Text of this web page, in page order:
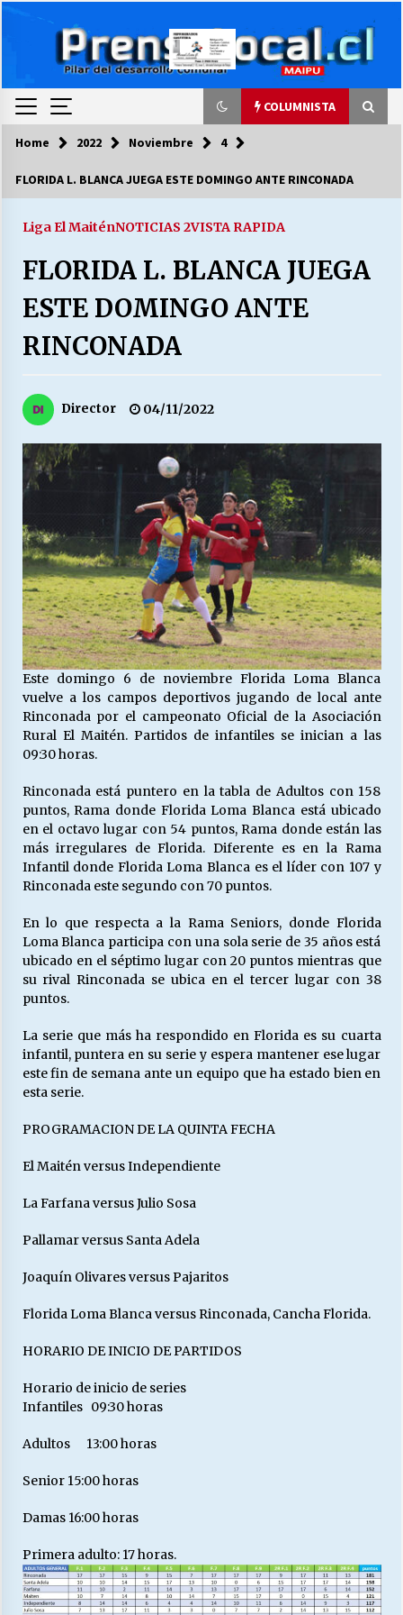
COLUMNISTA
COLUMNISTA
cuándo van a bajar?
HISTORIA
27/07/2026
MUNICIPALIDAD, TRABAJADORES, CLIMA
LABORAL:
13/07/2026
Escuela hospitalaria El Carmen de Maipu.
25/06/2026
¿Qué habrían dicho?
23/06/2026
VOLVER A SER ALTERNATIVA
16/06/2026
28/05/2026
Releyendo la Rerum Novarum a 135 años. “La
cuestión social hoy”.
16/05/2026
S.O.S. a los ricos, Save Our Souls (Salvar
Nuestras Almas)
30/04/2026
¿Asesores con doble sueldo?
18/04/2026
06/04/2026
Home 2022 Noviembre 4
FLORIDA L. BLANCA JUEGA ESTE DOMINGO ANTE RINCONADA
Liga El MaiténNOTICIAS 2VISTA RAPIDA
FLORIDA L. BLANCA JUEGA
ESTE DOMINGO ANTE
RINCONADA
Director 04/11/2022
Este domingo 6 de noviembre Florida Loma Blanca
vuelve a los campos deportivos jugando de local ante
Rinconada por el campeonato Oficial de la Asociación
Rural El Maitén. Partidos de infantiles se inician a las
09:30 horas.
Rinconada está puntero en la tabla de Adultos con 158
puntos, Rama donde Florida Loma Blanca está ubicado
en el octavo lugar con 54 puntos, Rama donde están las
más irregulares de Florida. Diferente es en la Rama
Infantil donde Florida Loma Blanca es el líder con 107 y
Rinconada este segundo con 70 puntos.
En lo que respecta a la Rama Seniors, donde Florida
Loma Blanca participa con una sola serie de 35 años está
ubicado en el séptimo lugar con 20 puntos mientras que
su rival Rinconada se ubica en el tercer lugar con 38
puntos.
La serie que más ha respondido en Florida es su cuarta
infantil, puntera en su serie y espera mantener ese lugar
este fin de semana ante un equipo que ha estado bien en
esta serie.
PROGRAMACION DE LA QUINTA FECHA
El Maitén versus Independiente
La Farfana versus Julio Sosa
Pallamar versus Santa Adela
Joaquín Olivares versus Pajaritos
Florida Loma Blanca versus Rinconada, Cancha Florida.
HORARIO DE INICIO DE PARTIDOS
Horario de inicio de series
Infantiles 09:30 horas
Adultos 13:00 horas
Senior 15:00 horas
Damas 16:00 horas
Primera adulto: 17 horas.